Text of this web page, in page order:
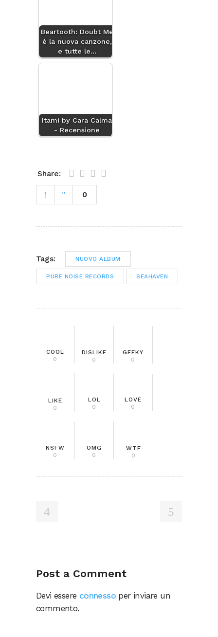
Beartooth: Doubt Me
è la nuova canzone,
e tutte le…
Itami by Cara Calma
- Recensione
Share:
0
Tags: NUOVO ALBUM
PURE NOISE RECORDS SEAHAVEN
COOL
0
DISLIKE
0
GEEKY
0
LIKE
0
LOL
0
LOVE
0
NSFW
0
OMG
0
WTF
0
Post a Comment
Devi essere connesso per inviare un
commento.